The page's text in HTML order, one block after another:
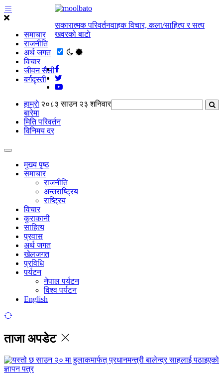
समाचार
राजनीति
अर्थ जगत
विचार
जीवन सैली
बर्गदृस्ती
सकारात्मक परिवर्तनवाहक विचार, कला/साहित्य र सत्य
खवरको बाटाे
२०८३ साउन २३ शनिवार
हाम्राे
बारेमा
मिति परिवर्तन
विनिमय दर
मुख्य पृष्ठ
समाचार
राजनीति
अन्तराष्ट्रिय
राष्ट्रिय
विचार
कुराकानी
साहित्य
प्रवास
अर्थ जगत
खेलजगत
प्रविधि
पर्यटन
नेपाल पर्यटन
विश्व पर्यटन
English
ताजा अपडेट